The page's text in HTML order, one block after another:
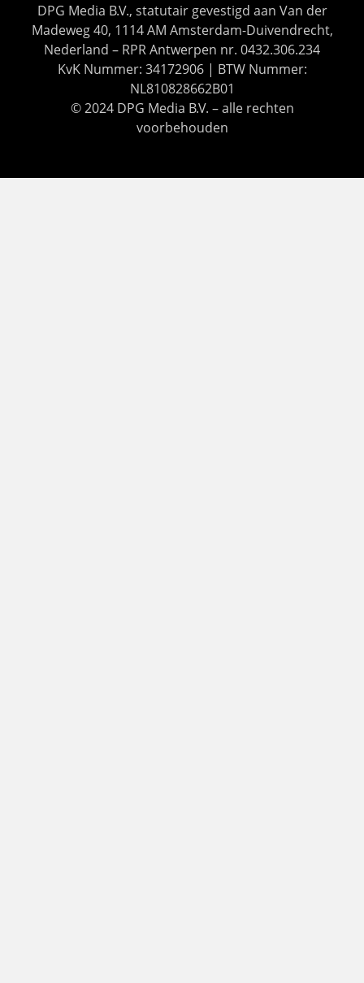
DPG Media B.V., statutair gevestigd aan Van der
Madeweg 40, 1114 AM Amsterdam-Duivendrecht,
Nederland – RPR Antwerpen nr. 0432.306.234
KvK Nummer: 34172906 | BTW Nummer:
NL810828662B01
© 2024 DPG Media B.V. – alle rechten
voorbehouden